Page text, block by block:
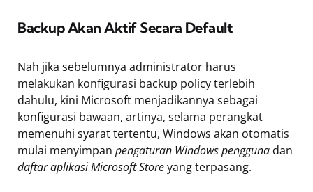
Backup Akan Aktif Secara Default
Nah jika sebelumnya administrator harus
melakukan konfigurasi backup policy terlebih
dahulu, kini Microsoft menjadikannya sebagai
konfigurasi bawaan, artinya, selama perangkat
memenuhi syarat tertentu, Windows akan otomatis
mulai menyimpan pengaturan Windows pengguna dan
daftar aplikasi Microsoft Storeyang terpasang.